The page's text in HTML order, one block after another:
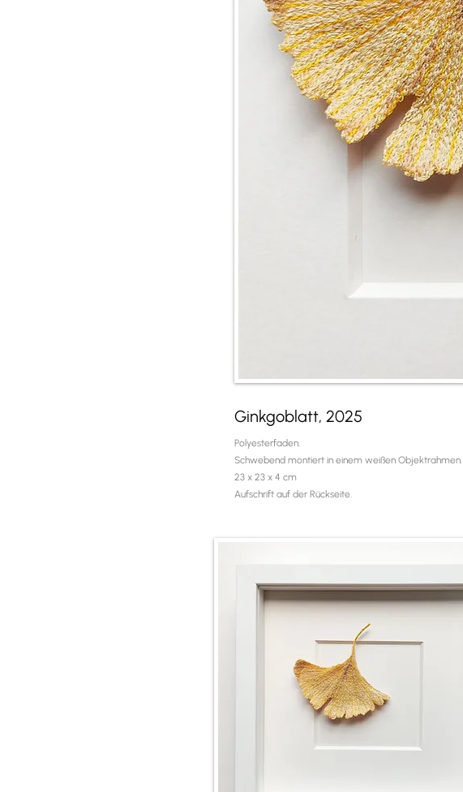
Ginkgoblatt, 2025
Polyesterfaden.
Schwebend montiert in einem weißen Objektrahmen.
23 x 23 x 4 cm
Aufschrift auf der Rückseite.